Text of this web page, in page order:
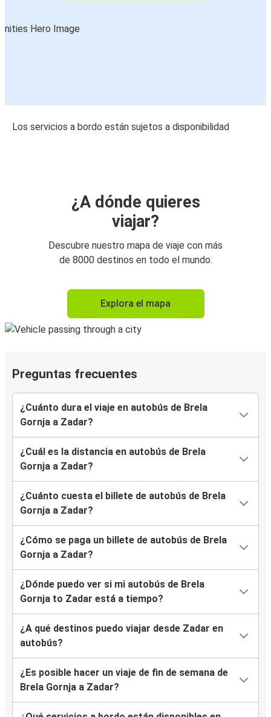
Los servicios a bordo están sujetos a disponibilidad
¿A dónde quieres
viajar?
Descubre nuestro mapa de viaje con más
de 8000 destinos en todo el mundo.
Explora el mapa
Preguntas frecuentes
¿Cuánto dura el viaje en autobús de Brela
Gornja a Zadar?
¿Cuál es la distancia en autobús de Brela
Gornja a Zadar?
¿Cuánto cuesta el billete de autobús de Brela
Gornja a Zadar?
¿Cómo se paga un billete de autobús de Brela
Gornja a Zadar?
¿Dónde puedo ver si mi autobús de Brela
Gornja to Zadar está a tiempo?
¿A qué destinos puedo viajar desde Zadar en
autobús?
¿Es posible hacer un viaje de fin de semana de
Brela Gornja a Zadar?